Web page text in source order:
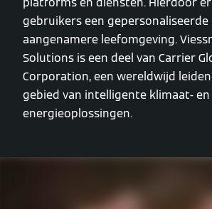
gebruikers een gepersonaliseerde
aangenamere leefomgeving.
Solutions is een deel van Carrier
Corporation, een wereldwijd
gebied van intelligente klimaat- en
energieoplossingen.